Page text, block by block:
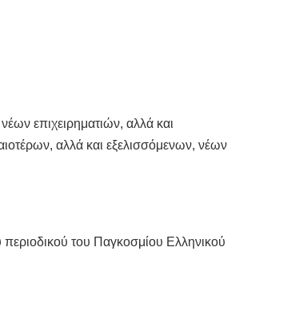
επιχειρηματιών, αλλά και
αλλά και εξελισσόμενων, νέων
περιοδικού του Παγκοσμίου Ελληνικού